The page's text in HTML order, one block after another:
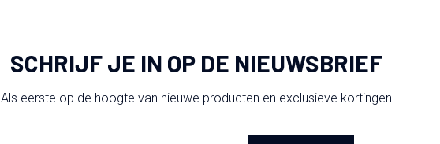
SCHRIJF JE IN OP DE NIEUWSBRIEF
Als eerste op de hoogte van nieuwe producten en exclusieve kortingen